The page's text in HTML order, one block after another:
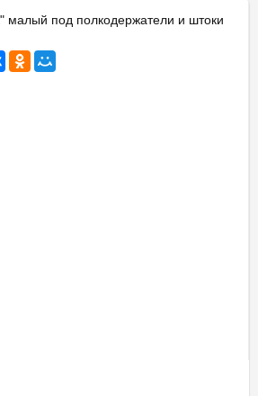
малый под полкодержатели и штоки